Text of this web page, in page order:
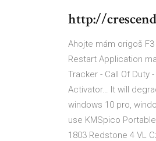
http://
Ahojte mám origoš
Restart Application
Tracker - Call Of Duty
Activator… It will
windows 10 pro,
use KMSpico
1803 Redstone 4 VL